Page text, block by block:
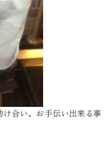
合い、お手伝い出来る事